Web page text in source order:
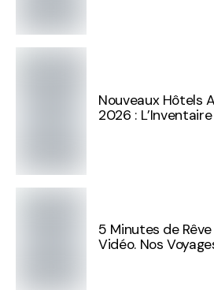
Nouveaux Hôtels
2026 :
5 Minutes de
Vidéo. Nos